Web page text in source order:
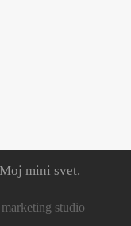
mini svet.
studio